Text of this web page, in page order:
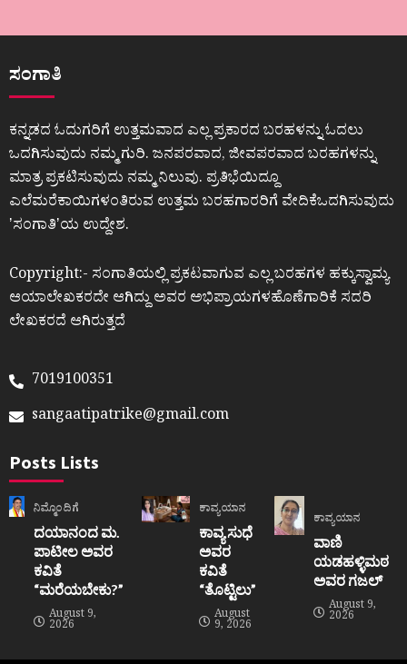
ಸಂಗಾತಿ
ಕನ್ನಡದ ಓದುಗರಿಗೆ ಉತ್ತಮವಾದ ಎಲ್ಲ ಪ್ರಕಾರದ ಬರಹಳನ್ನು ಓದಲು
ಒದಗಿಸುವುದು ನಮ್ಮ ಗುರಿ. ಜನಪರವಾದ, ಜೀವಪರವಾದ ಬರಹಗಳನ್ನು
ಮಾತ್ರ ಪ್ರಕಟಿಸುವುದು ನಮ್ಮ ನಿಲುವು. ಪ್ರತಿಭೆಯಿದ್ದೂ
ಎಲೆಮರೆಕಾಯಿಗಳಂತಿರುವ ಉತ್ತಮ ಬರಹಗಾರರಿಗೆ ವೇದಿಕೆಒದಗಿಸುವುದು
ʼಸಂಗಾತಿʼಯ ಉದ್ದೇಶ.
Copyright:- ಸಂಗಾತಿಯಲ್ಲಿ ಪ್ರಕಟವಾಗುವ ಎಲ್ಲ ಬರಹಗಳ ಹಕ್ಕುಸ್ವಾಮ್ಯ
ಆಯಾಲೇಖಕರದೇ ಆಗಿದ್ದು ಅವರ ಅಭಿಪ್ರಾಯಗಳಹೊಣೆಗಾರಿಕೆ ಸದರಿ
ಲೇಖಕರದೆ ಆಗಿರುತ್ತದೆ
7019100351
sangaatipatrike@gmail.com
Posts Lists
ನಿಮ್ಮೊಂದಿಗೆ
ದಯಾನಂದ ಮ.
ಪಾಟೀಲ ಅವರ
ಕವಿತೆ
“ಮರೆಯಬೇಕು?”
August 9,
2026
ಕಾವ್ಯಯಾನ
ಕಾವ್ಯ ಸುಧೆ
ಅವರ
ಕವಿತೆ
“ತೊಟ್ಟಿಲು”
August
9, 2026
ಕಾವ್ಯಯಾನ
ವಾಣಿ
ಯಡಹಳ್ಳಿಮಠ
ಅವರ ಗಜಲ್
August 9,
2026